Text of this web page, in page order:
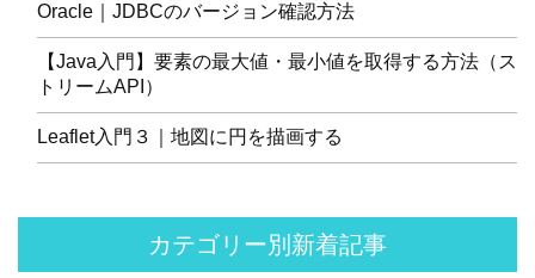
Oracle｜JDBCのバージョン確認方法
【Java入門】要素の最大値・最小値を取得する方法（ス
トリームAPI）
Leaflet入門３｜地図に円を描画する
カテゴリー別新着記事